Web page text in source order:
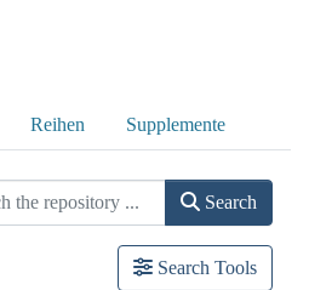
Reihen Supplemente
Search
Search Tools